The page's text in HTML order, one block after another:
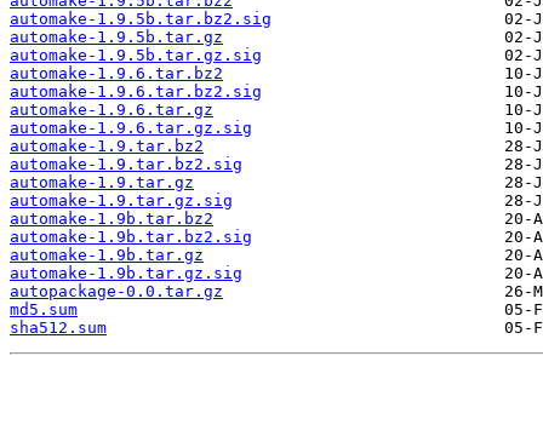
automake-1.9.5b.tar.bz2.sig
automake-1.9.5b.tar.gz
automake-1.9.5b.tar.gz.sig
automake-1.9.6.tar.bz2
automake-1.9.6.tar.bz2.sig
automake-1.9.6.tar.gz
automake-1.9.6.tar.gz.sig
automake-1.9.tar.bz2
automake-1.9.tar.bz2.sig
automake-1.9.tar.gz
automake-1.9.tar.gz.sig
automake-1.9b.tar.bz2
automake-1.9b.tar.bz2.sig
automake-1.9b.tar.gz
automake-1.9b.tar.gz.sig
autopackage-0.0.tar.gz
md5.sum
sha512.sum